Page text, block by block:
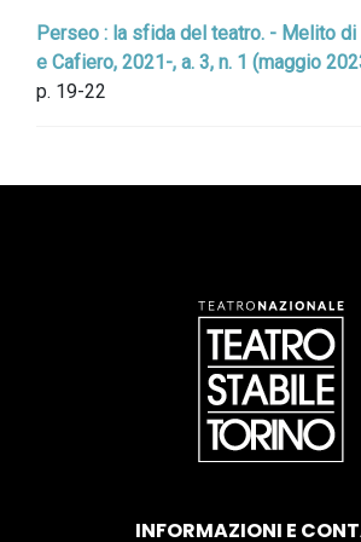
Perseo : la sfida del teatro. - Melito di
e Cafiero, 2021-, a. 3, n. 1 (maggio
p. 19-22
INFORMAZIONI E